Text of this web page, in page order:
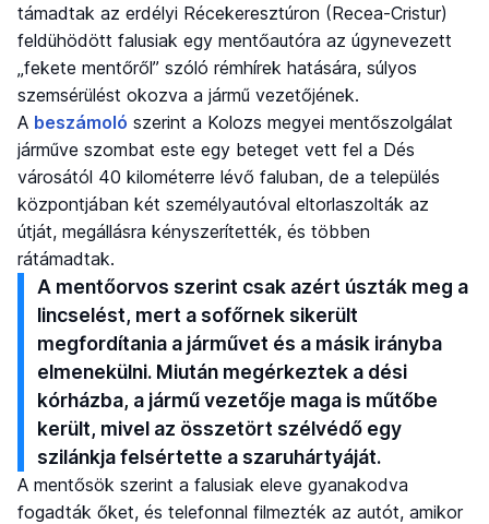
támadtak az erdélyi Récekeresztúron (Recea-Cristur)
feldühödött falusiak egy mentőautóra az úgynevezett
„fekete mentőről” szóló rémhírek hatására, súlyos
szemsérülést okozva a jármű vezetőjének.
A beszámoló szerint a Kolozs megyei mentőszolgálat
járműve szombat este egy beteget vett fel a Dés
városától 40 kilométerre lévő faluban, de a település
központjában két személyautóval eltorlaszolták az
útját, megállásra kényszerítették, és többen
rátámadtak.
A mentőorvos szerint csak azért úszták meg a
lincselést, mert a sofőrnek sikerült
megfordítania a járművet és a másik irányba
elmenekülni. Miután megérkeztek a dési
kórházba, a jármű vezetője maga is műtőbe
került, mivel az összetört szélvédő egy
szilánkja felsértette a szaruhártyáját.
A mentősök szerint a falusiak eleve gyanakodva
fogadták őket, és telefonnal filmezték az autót, amikor